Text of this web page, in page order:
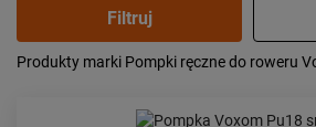
Popularność:
Produkty marki Pompki ręczne do roweru